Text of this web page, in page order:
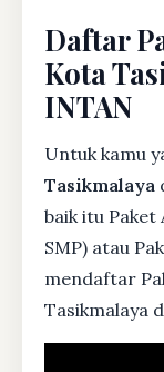
Daftar
Kota
INTAN
Untuk kamu
Tasikmalaya
baik itu Paket
SMP) atau
mendaftar
Tasikmalaya